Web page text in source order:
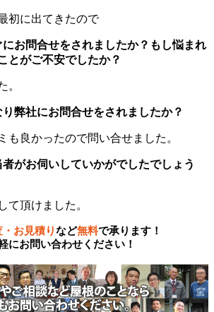
初に出てきたので
お問合せをされましたか？もし悩まれ
とがご不安でしたか？
。
弊社にお問合せをされましたか？
も良かったので問い合せました。
がお伺いしていかがでしたでしょう
て頂けました。
お見積りなど無料で承ります！
にお問い合わせください！